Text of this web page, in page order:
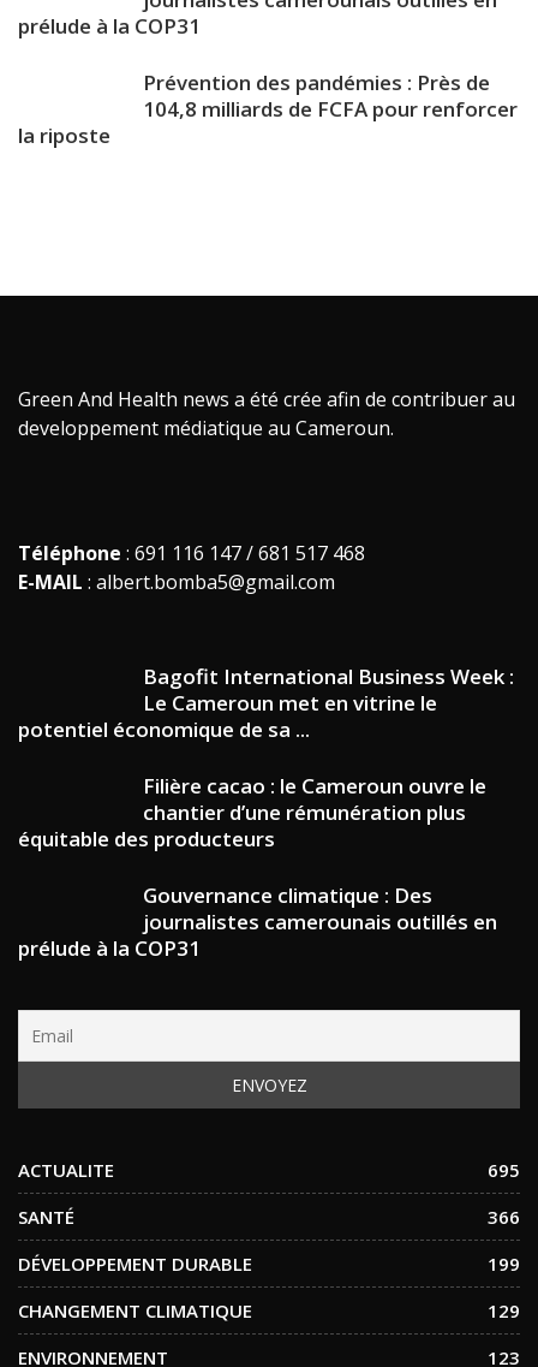
prélude à la COP31
Prévention des pandémies : Près de
104,8 milliards de FCFA pour renforcer
la riposte
Green And Health news a été crée afin de contribuer au
developpement médiatique au Cameroun.
Téléphone : 691 116 147 / 681 517 468
E-MAIL : albert.bomba5@gmail.com
Bagofit International Business Week :
Le Cameroun met en vitrine le
potentiel économique de sa ...
Filière cacao : le Cameroun ouvre le
chantier d’une rémunération plus
équitable des producteurs
Gouvernance climatique : Des
journalistes camerounais outillés en
prélude à la COP31
ACTUALITE
695
SANTÉ
366
DÉVELOPPEMENT DURABLE
199
CHANGEMENT CLIMATIQUE
129
ENVIRONNEMENT
123